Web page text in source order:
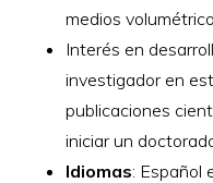
medios
Interés en
investigador en
publicaciones
iniciar un
Idiomas: Español